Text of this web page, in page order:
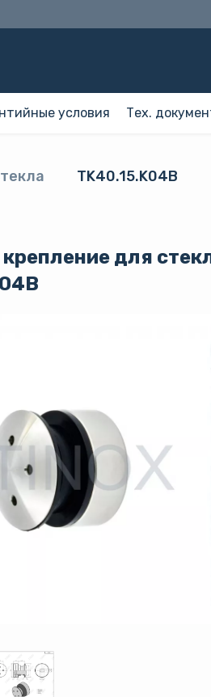
условия Тех.
TK40.15.K04B
для